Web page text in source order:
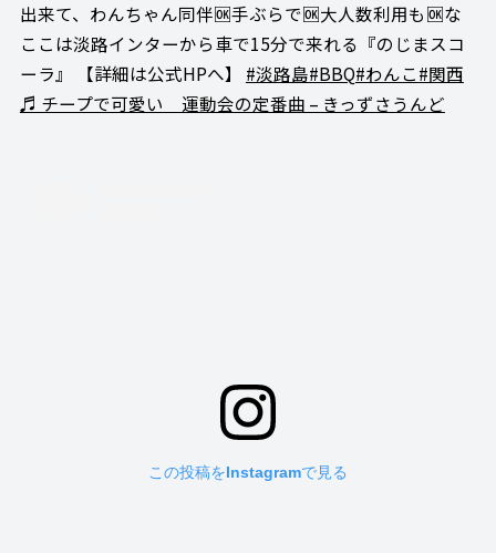
出来て、わんちゃん同伴🆗手ぶらで🆗大人数利用も🆗な
ここは淡路インターから車で15分で来れる『のじまスコ
ーラ』 【詳細は公式HPへ】 #淡路島#BBQ#わんこ#関西
♬ チープで可愛い 運動会の定番曲 – きっずさうんど
この投稿をInstagramで見る